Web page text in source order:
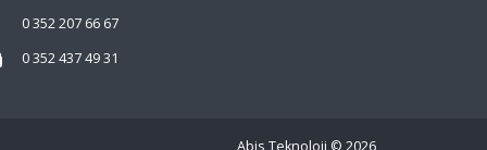
0 352 207 66 67
0 352 437 49 31
Abis Teknoloji © 2026